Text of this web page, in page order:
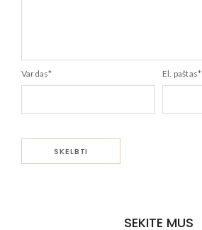
Vardas* El. paštas*
SEKITE MUS